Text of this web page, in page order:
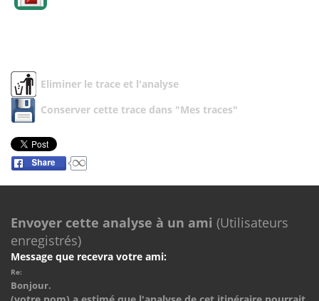
Eliminer le trace et l'analyse
Conserver cette trace dans "Mes traces"
Envoyer cette analyse à un ami (Utilisateurs
enregistrés)
Message que recevra votre ami:
Re:
Bonjour.